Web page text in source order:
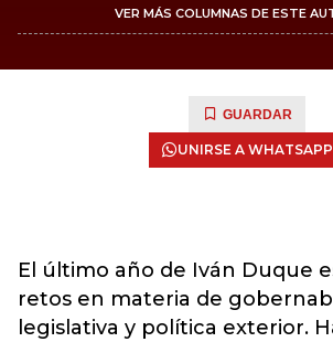
VER MÁS COLUMNAS DE ESTE
GUARDAR
UNIRSE A WHATSAPP
El último año de Iván Duque
retos en materia de
legislativa y política exterior.